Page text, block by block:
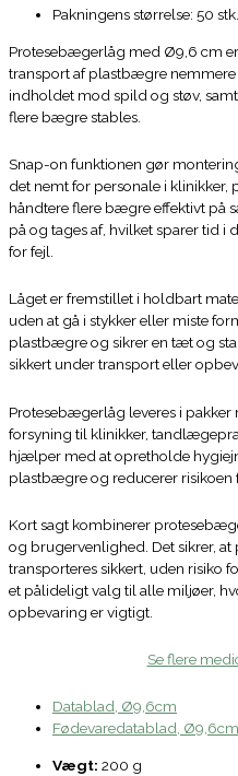
Pakningens størrelse: 50 stk.
Protesebægerlåg med Ø9,6 cm
transport af plastbægre nemmere
indholdet mod spild og støv,
flere bægre stables.
Snap-on funktionen gør
det nemt for personale i
håndtere flere bægre effektivt på
på og tages af, hvilket sparer tid
for fejl.
Låget er fremstillet i holdbart
uden at gå i stykker eller miste
plastbægre og sikrer en tæt og
sikkert under transport eller
Protesebægerlåg leveres i pakker
forsyning til klinikker,
hjælper med at opretholde
plastbægre og reducerer risikoen
Kort sagt kombinerer
og brugervenlighed. Det sikrer,
transporteres sikkert, uden risiko
et pålideligt valg til alle miljøer,
opbevaring er vigtigt.
Se flere
Datablad, Ø9,6cm
Fødevaredatablad, Ø9,6cm
Vægt: 200 g